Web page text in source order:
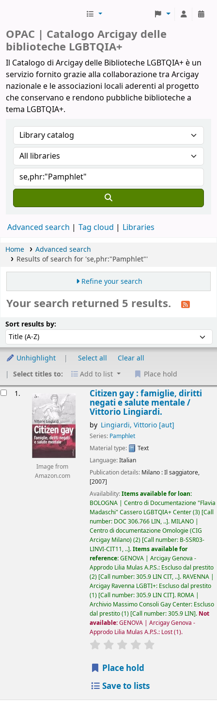
OPAC | Catalogo Arcigay delle
biblioteche LGBTQIA+
Il Catalogo di Arcigay delle Biblioteche LGBTQIA+ è un
servizio fornito grazie alla collaborazione tra Arcigay
nazionale e le associazioni locali aderenti al progetto
che conservano e rendono pubbliche biblioteche a
tema LGBTQIA+.
Advanced search Tag cloud Libraries
Home
Advanced search
Results of search for 'se,phr:"Pamphlet"'
Refine your search
Your search returned 5 results.
Sort results by:
Unhighlight Select all
Clear all
Select titles to:
Add to list Place hold
1.
Image from
Amazon.com
Citizen gay : famiglie, diritti
negati e salute mentale /
Vittorio Lingiardi.
by Lingiardi, Vittorio[aut]
Series: Pamphlet
Material type:
Text
Language:Italian
Publication details: Milano :Il saggiatore,
[2007]
Availability:Items available for loan:
BOLOGNA | Centro di Documentazione "Flavia
Madaschi" Cassero LGBTQIA+ Center(3) Call
number: DOC 306.766 LIN, .. . MILANO |
Centro di documentazione Omologie (CIG
Arcigay Milano)(2) Call number: B-SSR03-
LINVI-CIT11, .. .Items available for
reference:GENOVA | Arcigay Genova -
Approdo Lilia Mulas A.P.S.: Escluso dal prestito
(2) Call number:305.9 LIN CIT, .. . RAVENNA |
Arcigay Ravenna LGBTI+: Escluso dal prestito
(1) Call number:305.9 LIN CIT . ROMA |
Archivio Massimo Consoli Gay Center: Escluso
dal prestito(1) Call number:305.9 LIN . Not
available:GENOVA | Arcigay Genova -
Approdo Lilia Mulas A.P.S.: Lost(1).
star rating
Place hold
Save to lists